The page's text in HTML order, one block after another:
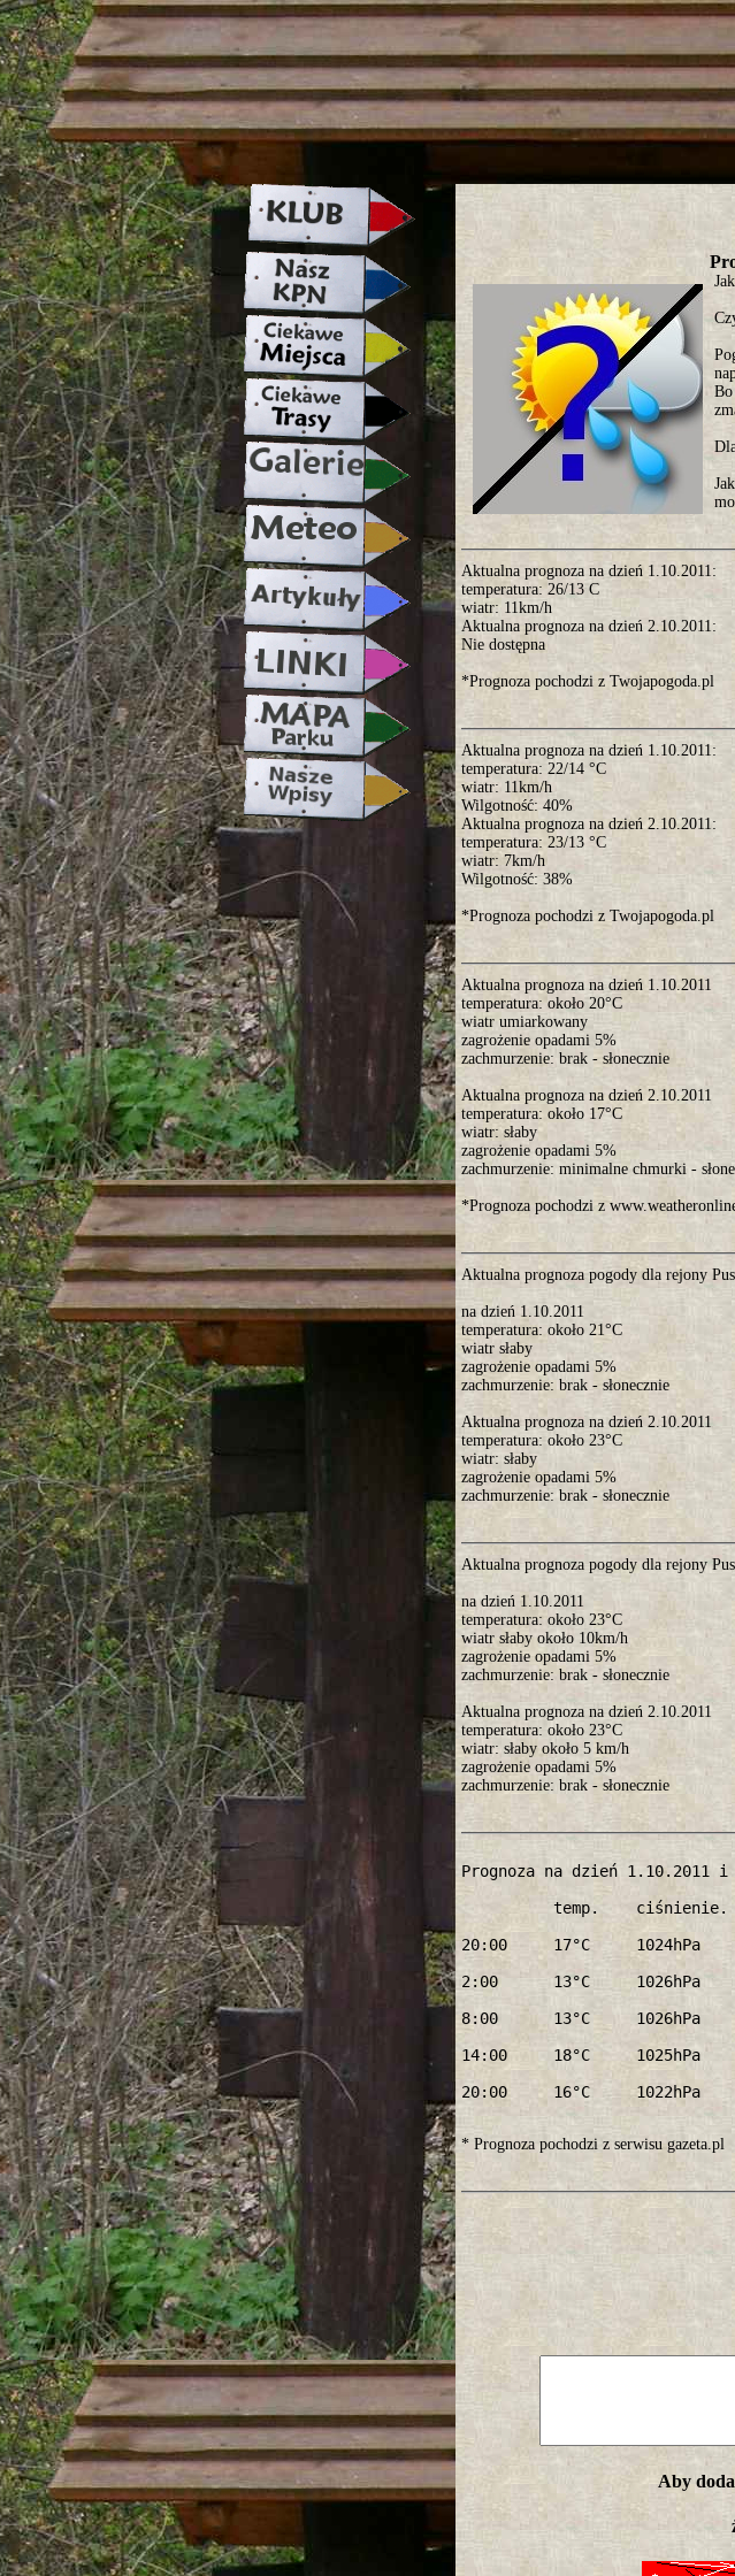
strona w naprawie zapraszamy jutro ;)
Aktualna prognoza na dzień 1.10.2011:
temperatura: 26/13 C
wiatr: 11km/h
Aktualna prognoza na dzień 2.10.2011:
Nie dostępna
*Prognoza pochodzi z Twojapogoda.pl
Aktualna prognoza na dzień 1.10.2011:
temperatura: 22/14 °C
wiatr: 11km/h
Wilgotność: 40%
Aktualna prognoza na dzień 2.10.2011:
temperatura: 23/13 °C
wiatr: 7km/h
Wilgotność: 38%
*Prognoza pochodzi z Twojapogoda.pl
Aktualna prognoza na dzień 1.10.2011
temperatura: około 20°C
wiatr umiarkowany
zagrożenie opadami 5%
zachmurzenie: brak - słonecznie
Aktualna prognoza na dzień 2.10.2011
temperatura: około 17°C
wiatr: słaby
zagrożenie opadami 5%
zachmurzenie: minimalne chmurki -
*Prognoza pochodzi z
Aktualna prognoza pogody dla rejony
na dzień 1.10.2011
temperatura: około 21°C
wiatr słaby
zagrożenie opadami 5%
zachmurzenie: brak - słonecznie
Aktualna prognoza na dzień 2.10.2011
temperatura: około 23°C
wiatr: słaby
zagrożenie opadami 5%
zachmurzenie: brak - słonecznie
Aktualna prognoza pogody dla rejony
na dzień 1.10.2011
temperatura: około 23°C
wiatr słaby około 10km/h
zagrożenie opadami 5%
zachmurzenie: brak - słonecznie
Aktualna prognoza na dzień 2.10.2011
temperatura: około 23°C
wiatr: słaby około 5 km/h
zagrożenie opadami 5%
zachmurzenie: brak - słonecznie
20:00     16°C     1022hPa
* Prognoza pochodzi z serwisu gazeta.pl
Aby